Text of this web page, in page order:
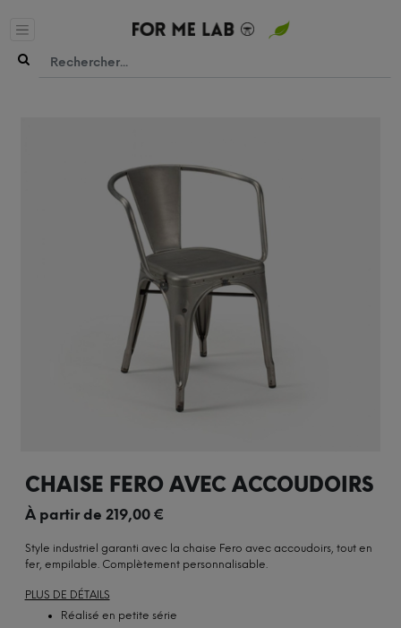
CHAISE FERO AVEC ACCOUDOIRS
À partir de 219,00€
Style industriel garanti avec la chaise Fero avec accoudoirs, tout en
fer, empilable. Complètement personnalisable.
PLUS DE DÉTAILS
Réalisé en petite série